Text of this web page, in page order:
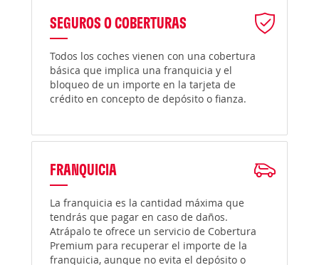
SEGUROS O COBERTURAS
Todos los coches vienen con una cobertura
básica que implica una franquicia y el
bloqueo de un importe en la tarjeta de
crédito en concepto de depósito o fianza.
FRANQUICIA
La franquicia es la cantidad máxima que
tendrás que pagar en caso de daños.
Atrápalo te ofrece un servicio de Cobertura
Premium para recuperar el importe de la
franquicia, aunque no evita el depósito o